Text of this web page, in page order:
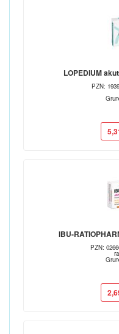
LOPEDIUM
PZN:
IBU-
PZN: